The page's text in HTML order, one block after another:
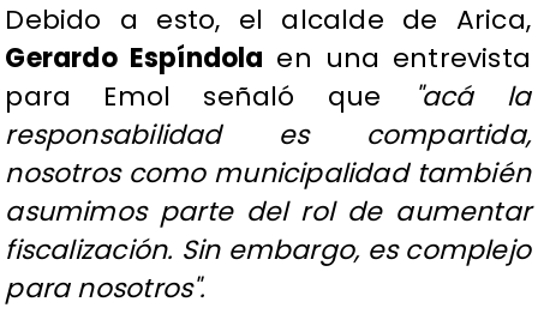
Debido a esto, el alcalde de Arica,
Gerardo Espíndola en una entrevista
para Emol señaló que
"acá la
responsabilidad es compartida,
nosotros como municipalidad también
asumimos parte del rol de aumentar
fiscalización. Sin embargo, es complejo
para nosotros".